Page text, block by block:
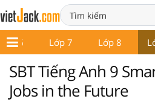
Lớp 6 Lớp 7 Lớp 8
SBT Tiếng Anh 9
Jobs in the Future